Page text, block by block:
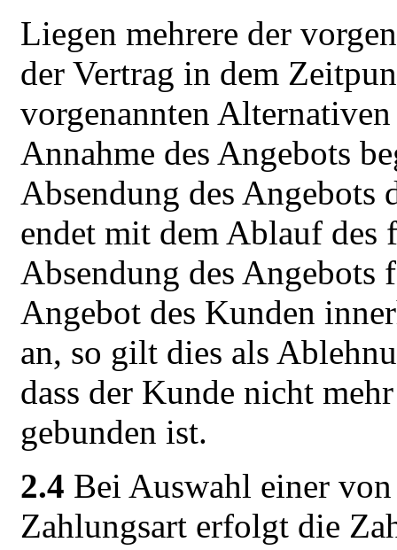
Liegen mehrere der
der Vertrag in dem
vorgenannten
Annahme des Angebots
Absendung des Angebots
endet mit dem Ablauf des
Absendung des
Angebot des Kunden
an, so gilt dies als
dass der Kunde nicht
gebunden ist.
2.4 Bei Auswahl einer
Zahlungsart erfolgt die